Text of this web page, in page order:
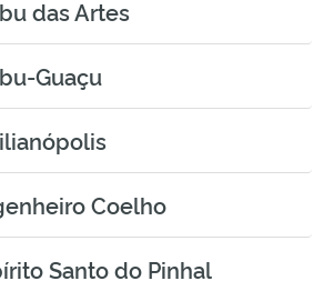
das Artes
Guaçu
Coelho
Santo do Pinhal